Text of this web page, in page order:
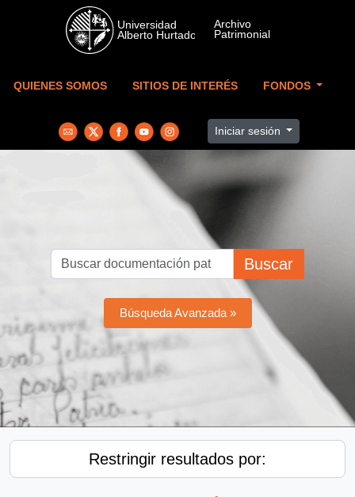
Skip to main content
QUIENES SOMOS SITIOS DE INTERÉS FONDOS
Iniciar sesión
Buscar
Búsqueda Avanzada »
Restringir resultados por: